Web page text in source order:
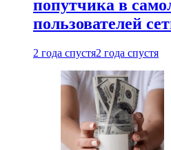
попутчика в
пользователей
2 года спустя2 года спустя